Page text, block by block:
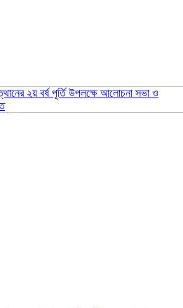
২য় বর্ষ পূর্তি উপলক্ষে আলোচনা সভা ও